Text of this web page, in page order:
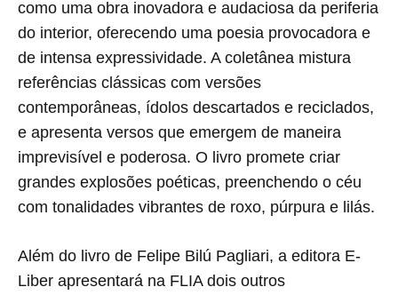
Bilú
Pagliari
será
apresentado
em
lançamento
como uma obra inovadora e audaciosa da periferia
do interior, oferecendo uma poesia provocadora e
de intensa expressividade. A coletânea mistura
referências clássicas com versões
contemporâneas, ídolos descartados e reciclados,
e apresenta versos que emergem de maneira
imprevisível e poderosa. O livro promete criar
grandes explosões poéticas, preenchendo o céu
com tonalidades vibrantes de roxo, púrpura e lilás.
Além do livro de Felipe Bilú Pagliari, a editora E-
Liber apresentará na FLIA dois outros